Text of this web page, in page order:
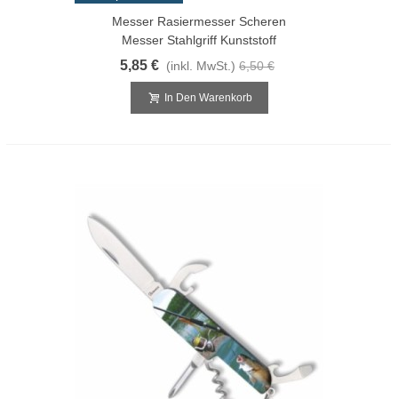
Messer Rasiermesser Scheren
Messer Stahlgriff Kunststoff
5,85 € (inkl. MwSt.) 6,50 €
In Den Warenkorb